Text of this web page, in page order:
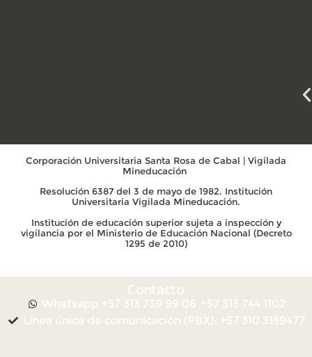
Corporación Universitaria Santa Rosa de Cabal | Vigilada
Mineducación
Resolución 6387 del 3 de mayo de 1982. Institución
Universitaria Vigilada Mineducación.
Institución de educación superior sujeta a inspección y
vigilancia por el Ministerio de Educación Nacional (Decreto
1295 de 2010)
Contacto
Whatsapp +57 313 739 99 06 +57 313 744 1102
Línea única de comunicación (PBX): +57 310 3159477